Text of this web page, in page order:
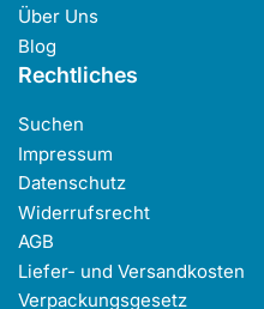
Über Uns
Blog
Rechtliches
Suchen
Impressum
Datenschutz
Widerrufsrecht
AGB
Liefer- und Versandkosten
Verpackungsgesetz